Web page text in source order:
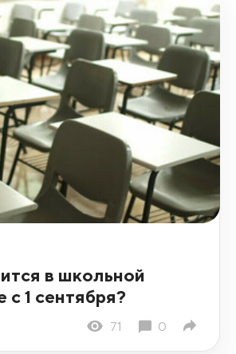
в школьной
с 1 сентября?
71 0